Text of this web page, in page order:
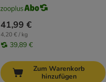
41,99 €
4,20 € / kg
39,89 €
Zum Warenkorb
hinzufügen